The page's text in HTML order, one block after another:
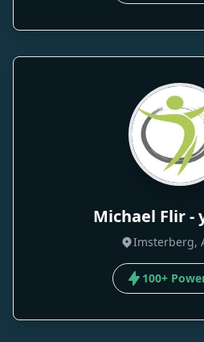
Michael Flir -
Imsterberg,
100+